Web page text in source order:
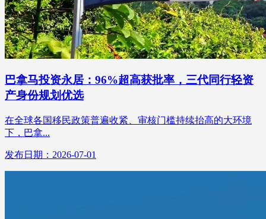
巴拿马投资永居：96%超高获批率，三代同行轻资
产身份规划优选
在全球各国移民政策普遍收紧、审核门槛持续抬高的大环境
下，巴拿...
发布日期：2026-07-01